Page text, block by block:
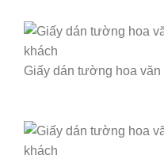
Giấy dán tường hoa